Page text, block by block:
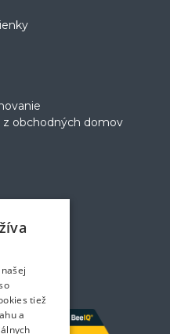
z obchodných domov
tiež
a